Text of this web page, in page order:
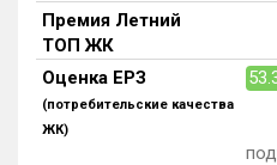
Премия Летний
ТОП ЖК
Оценка ЕРЗ
(потребительские качества
ЖК)